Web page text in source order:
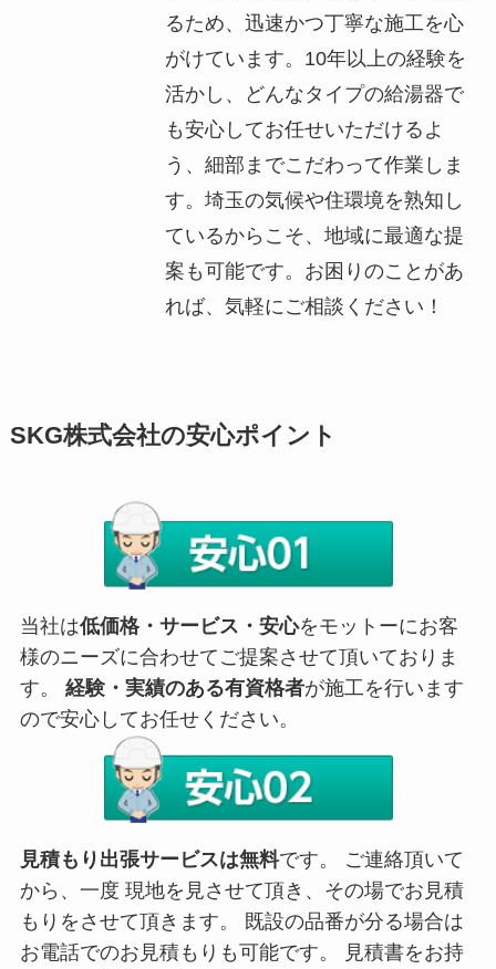
るため、迅速かつ丁寧な施工を心
がけています。10年以上の経験を
活かし、どんなタイプの給湯器で
も安心してお任せいただけるよ
う、細部までこだわって作業しま
す。埼玉の気候や住環境を熟知し
ているからこそ、地域に最適な提
案も可能です。お困りのことがあ
れば、気軽にご相談ください！
SKG株式会社の安心ポイント
当社は低価格・サービス・安心をモットーにお客
様のニーズに合わせてご提案させて頂いておりま
す。 経験・実績のある有資格者が施工を行います
ので安心してお任せください。
見積もり出張サービスは無料です。 ご連絡頂いて
から、一度 現地を見させて頂き、その場でお見積
もりをさせて頂きます。 既設の品番が分る場合は
お電話でのお見積もりも可能です。 見積書をお持